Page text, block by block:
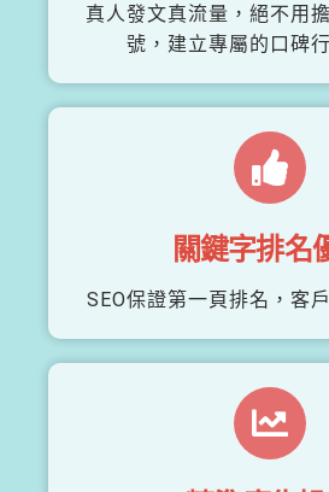
真人發文真流量，絕不用
號，建立專屬的口碑
關鍵字排名
SEO保證第一頁排名，客